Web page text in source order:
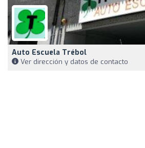
Auto Escuela Trébol
Ver dirección y datos de contacto